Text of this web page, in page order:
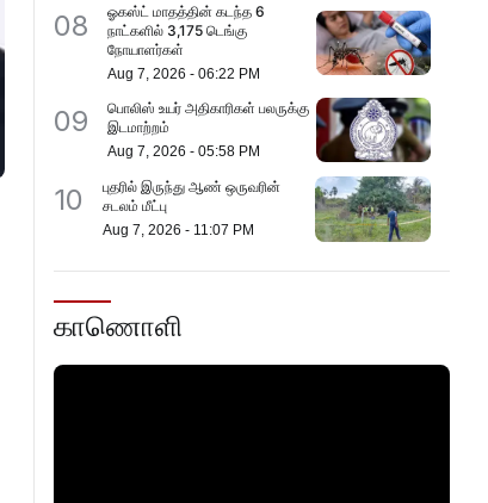
08
ஓகஸ்ட் மாதத்தின் கடந்த 6
நாட்களில் 3,175 டெங்கு
நோயாளர்கள்
Aug 7, 2026 -06:22 PM
09
பொலிஸ் உயர் அதிகாரிகள் பலருக்கு
இடமாற்றம்
Aug 7, 2026 -05:58 PM
10
புதரில் இருந்து ஆண் ஒருவரின்
சடலம் மீட்பு
Aug 7, 2026 - 11:07 PM
காணொளி